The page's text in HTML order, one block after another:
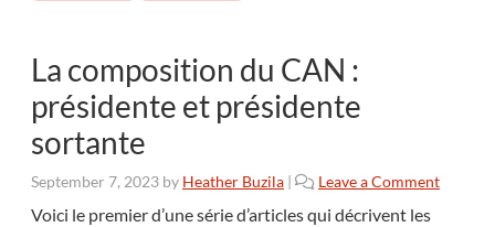
La composition du CAN :
présidente et présidente
sortante
September 7, 2023 by Heather Buzila | Leave a Comment
Voici le premier d’une série d’articles qui décrivent les